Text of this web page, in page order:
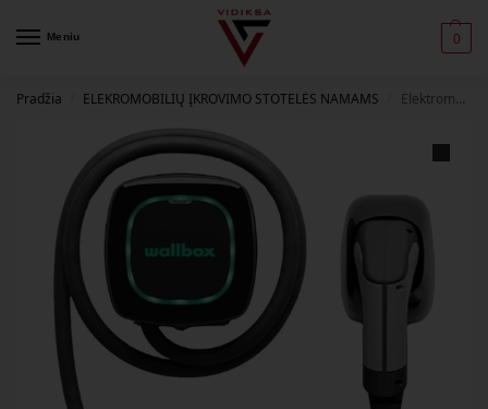
Meniu 0
Pradžia ELEKROMOBILIŲ ĮKROVIMO STOTELĖS NAMAMS Elektromobilio stotelė Wallbox Pulsar Plus Electric Vehicle charger Type 2, 22kW 5 m, juoda –